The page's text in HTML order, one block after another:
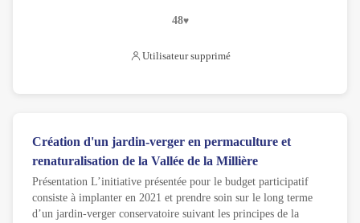
48
Utilisateur supprimé
Création d'un jardin-verger en permaculture et
renaturalisation de la Vallée de la Millière
Présentation L’initiative présentée pour le budget participatif
consiste à implanter en 2021 et prendre soin sur le long terme
d’un jardin-verger conservatoire suivant les principes de la